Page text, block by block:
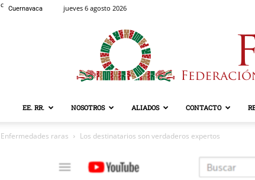
C Cuernavaca jueves 6 agosto 2026
EE. RR. NOSOTROS ALIADOS CONTACTO
Enfermedades raras Los destinatarios son verdaderos expertos